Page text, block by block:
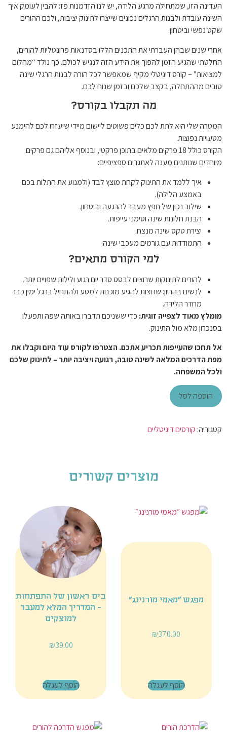
העדינה הזו, שמתחילה מרגע הלידה, יש לנו הזדמנות פז: להבין לעומק איך
השינה עובדת ולבנות הרגלים נכונים שייצרו לתינוק יציבות, ולכם ההורים
שקט נפשי וביטחון.
אחרי שנים שבהן העברתי את התכנים הללו בסדנאות פרונטליות להורים,
החלטתי שהגיע הזמן להפוך את הידע הזה לנגיש לכולם. כך נולד “מחלום
למציאות” – קורס דיגיטלי מקיף שמאפשר לכל הורה לבנות הרגלי שינה
טובים מההתחלה, בקצב שלכם ובזמן שנוח לכם.
מה תקבלו בקורס?
המטרה שלי היא לתת לכם כלים פשוטים ליישום מיידי שיעזרו לכם להימנע
מטעויות נפוצות.
הקורס כולל 18 פרקים מלאים בתוכן פרקטי, ובנוסף אליהם גם פרקים
מיוחדים שנותנים מענה לאתגרים ספציפיים:
איך ללמד את התינוק לקחת מוצץ לבד (ולמנוע את התלות בכם
באמצע הלילה).
שילוב נכון של חפץ מעבר להרגעה וביטחון.
הבנת חלונות שינה וסימני עייפות.
יצירת טקס שינה מנצח.
התמודדות עם גורמים מעכבי שינה.
למי הקורס מתאים?
להורים לתינוקות שרוצים לבסס סדר יום רגוע ולילות שפויים יותר.
לנשים בהריון: שרוצות להגיע מוכנות למסע ולהתחיל ברגל ימין כבר
מחדר הלידה.
מומלץ מאוד לצפייה זוגית: כדי ששניכם תדברו באותה שפה ותפעלו
בסנכרון מלא מול התינוק.
אל תחכו שהעייפות תכריע אתכם. הצטרפו לקורס עוד היום וקבלו את
מפת הדרכים המלאה לשינה טובה, רגועה ויציבה יותר – לתינוק שלכם
ולכל המשפחה.
הוספה לסל
קטגוריה: קורסים דיגיטליים
מוצרים קשורים
מפגש ״מאמי מורנינג״
₪370.00
הוסף לעגלה
ביס ראשון של התפתחות
- המדריך המלא למעבר
למוצקים
₪39.00
הוסף לעגלה